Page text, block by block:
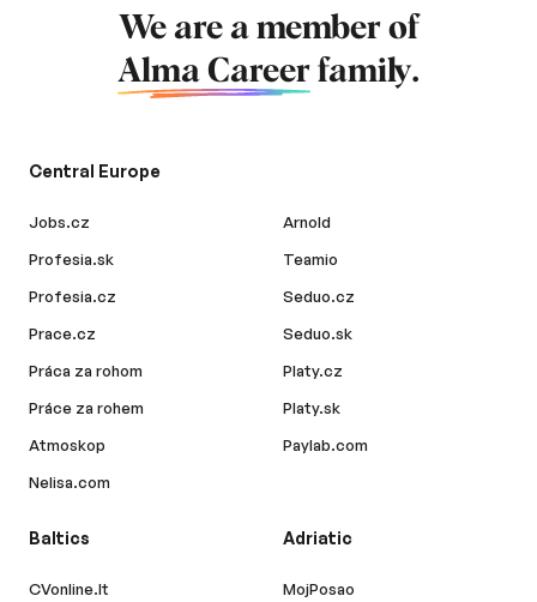
We are a member of
Alma Career family.
Central Europe
Jobs.cz
Profesia.sk
Profesia.cz
Prace.cz
Práca za rohom
Práce za rohem
Atmoskop
Nelisa.com
Arnold
Teamio
Seduo.cz
Seduo.sk
Platy.cz
Platy.sk
Paylab.com
Baltics
CVonline.lt
Adriatic
MojPosao